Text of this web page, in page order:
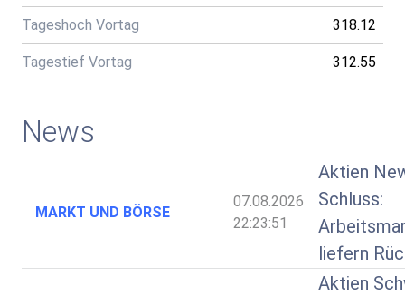
Tageshoch Vortag 318.12
Tagestief Vortag 312.55
News
MARKT UND BÖRSE
07.08.2026
22:23:51
Aktien
Schluss:
liefern
Aktien